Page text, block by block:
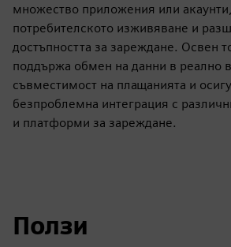
множество приложения или
потребителското изживяване и
достъпността за зареждане. Освен
поддържа обмен на данни в реално
съвместимост на плащанията и
безпроблемна интеграция с
и платформи за зареждане.
Ползи